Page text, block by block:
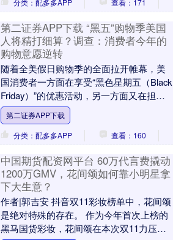
分类：配多多APP
查看：171
第二证券APP下载 “黑五”购物季美国
人将精打细算？调查：消费者今年的
购物意愿逆转
随着全美假日购物季的全面拉开帷幕，美
国消费者一方面在享受“黑色星期五（Black
Friday）”的优惠活动，另一方面又在担忧
自身的财务状况。 “黑色星期五”指....
第二证券APP下载
分类：配多多APP
查看：160
中国期货配资网平台 60万代言费撬动
1200万GMV，花间颂如何靠小明星拿
下大生意？
作者|郭吉安 抖音双11彩妆榜单中，花间颂
是绝对特殊的存在。 作为今年首次上榜的
黑马国货彩妆，花间颂在本次双11力压彩